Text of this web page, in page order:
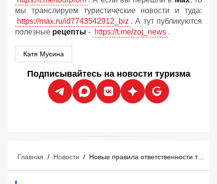
мы транслируем туристические новости и туда:
https://max.ru/id7743542912_biz . А тут публикуются
полезные рецепты - https://t.me/zoj_news .
Катя Мусина
Подписывайтесь на новости туризма
Главная / Новости / Новые правила ответственности туроператоров и турагентов: что изменится